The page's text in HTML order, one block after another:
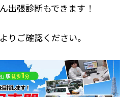
出張診断もできます！
りご確認ください。